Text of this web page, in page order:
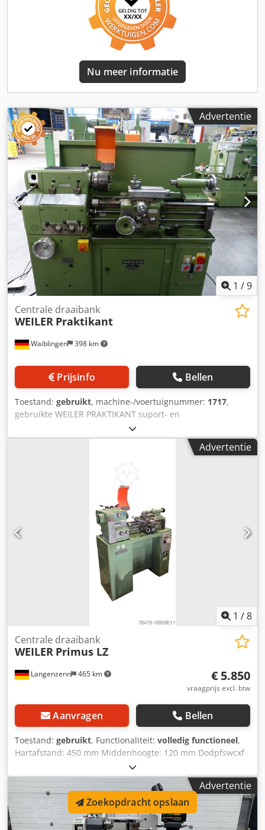
Nu meer informatie
Advertentie
1 /9
Waiblingen 398 km
Centrale draaibank
WEILER Praktikant
Prijsinfo Bellen
Toestand: gebruikt, machine-/voertuignummer: 1717,
gebruikte WEILER PRAKTIKANT suport- en
trekspindeldraaibank Centrumhoogte: 140 mm
Centrumafstand: 500 mm Spilboring: 36 mm
Spilsnelheden van 42-2.000 tpm met digitale uitlezing RSF
Multifix snelwissel-gereedschapshouder Gr. A met 3
houders hevelspantanginrichting met 15 spantangen. De
machine staat bij ons in 71334 Waiblingen-Beinstein en is
direct beschikbaar. Een bezichtiging van de machine is in
overleg mogelijk.
Advertentie
1 /8
Langenzenn 465 km
Centrale draaibank
WEILER Primus LZ
€ 5.850
vraagprijs excl. btw
Aanvragen Bellen
Toestand: gebruikt, Functionaliteit: volledig functioneel,
Hartafstand: 450 mm Middenhoogte: 120 mm Dodpfswcxf
Dox Ac Dock Spilboring: 23 mm Snelheid: 30 – 3000 tpm
Losse kop: MK 2 Aandrijfvermogen: 1,5 kW Gewicht: 350 kg
Afmetingen: 1200 x 650 x 1330 mm Lakkleur: Resedagroen
RAL 6011. Digitale weergave: Op aanvraag tegen meerprijs
Accessoires: Verdere accessoires op aanvraag! Wij bieden
u deze machine ook graag compleet gereviseerd aan!
Advertentie
Zoekopdracht opslaan